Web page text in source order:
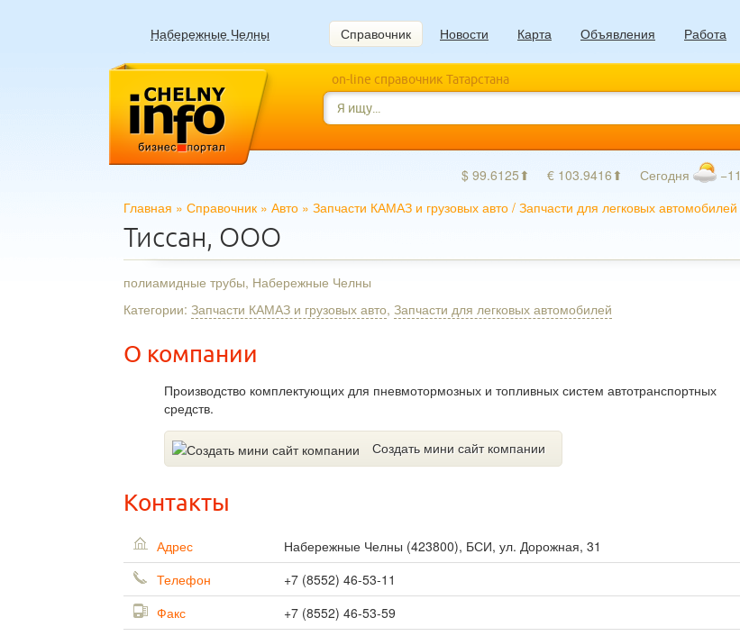
Набережные Челны Справочник Новости Карта Объявления Работа
on-line справочник Татарстана
$ 99.6125⬆ € 103.9416⬆ Сегодня −11
Главная » Справочник » Авто » Запчасти КАМАЗ и грузовых авто / Запчасти для легковых автомобилей
Тиссан, ООО
полиамидные трубы, Набережные Челны
Категории: Запчасти КАМАЗ и грузовых авто, Запчасти для легковых автомобилей
О компании
Производство комплектующих для пневмотормозных и топливных систем автотранспортных
средств.
Создать мини сайт компании
Контакты
Адрес Набережные Челны (423800), БСИ, ул. Дорожная, 31
Телефон
+7 (8552) 46-53-11
Факс
+7 (8552) 46-53-59